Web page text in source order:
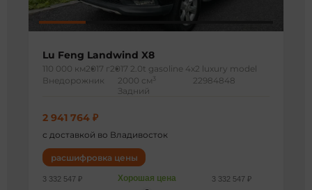
Lu Feng Landwind X8
110 000 км2017 г 2017 2.0t gasoline 4x2 luxury model
Внедорожник
2000 см 3
Задний
22984848
2 941 764 ₽
с доставкой во Владивосток
расшифровка цены
3 332 547 ₽ Хорошая цена 3 332 547 ₽